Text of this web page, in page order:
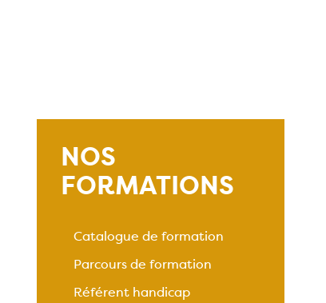
NOS
FORMATIONS
Catalogue de formation
Parcours de formation
Référent handicap